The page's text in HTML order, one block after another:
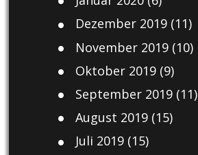
Dezember 2019(11)
November 2019(10)
Oktober 2019(9)
September 2019(11)
August 2019(15)
Juli 2019(15)